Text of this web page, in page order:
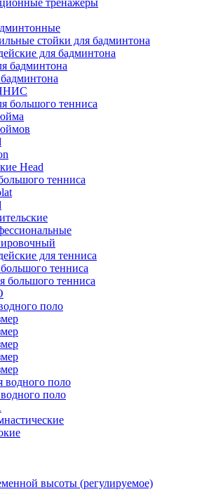
тренажеры
стойки для бадминтона
для бадминтона
бадминтона
большого тенниса
Head
тенниса
для тенниса
тенниса
большого тенниса
поло
водного поло
поло
высоты (регулируемое)